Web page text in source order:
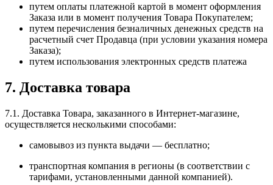
путем оплаты платежной картой в момент оформления
Заказа или в момент получения Товара Покупателем;
путем перечисления безналичных денежных средств на
расчетный счет Продавца (при условии указания номера
Заказа);
путем использования электронных средств платежа
7. Доставка товара
7.1. Доставка Товара, заказанного в Интернет-магазине,
осуществляется несколькими способами:
самовывоз из пункта выдачи — бесплатно;
транспортная компания в регионы (в соответствии с
тарифами, установленными данной компанией).